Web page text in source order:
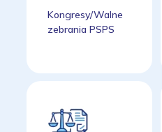
Kongresy/Walne
zebrania PSPS